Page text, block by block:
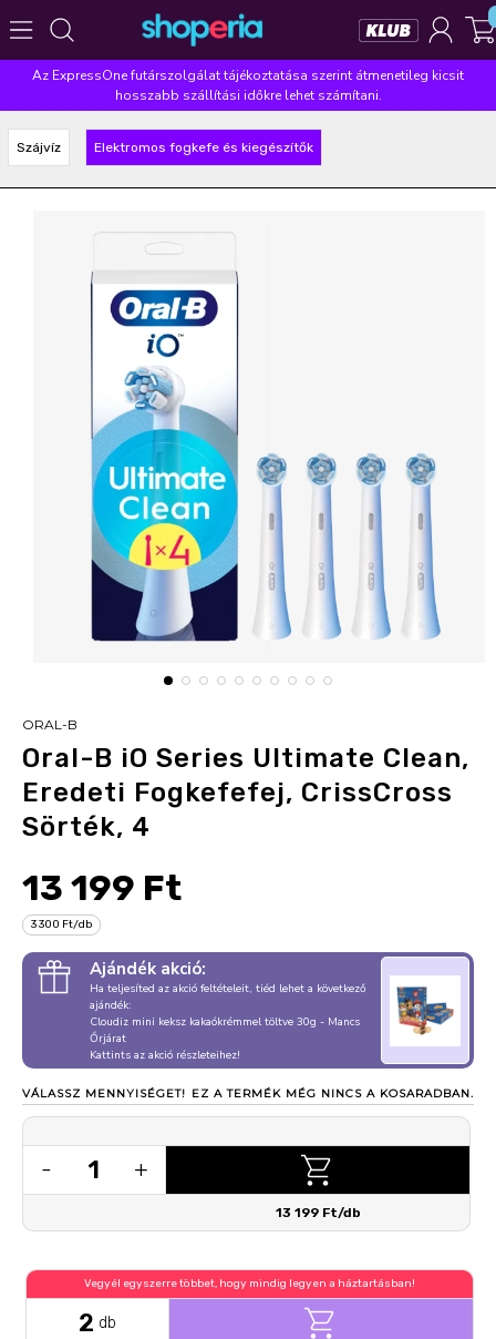
Népszerű kategóriák
Szépségápolás Élelmiszer Mosás
Takarítás Baba-mama Háztartás
Lenor
Népszerű keresések
leukoplast ariel lenor
Az ExpressOne futárszolgálat tájékoztatása szerint átmenetileg kicsit
hosszabb szállítási időkre lehet számítani.
Szájvíz Elektromos fogkefe és kiegészítők
ORAL-B
Oral-B iO Series Ultimate Clean,
Eredeti Fogkefefej, CrissCross
Sörték, 4
13 199 Ft
3 300 Ft/db
Ajándék akció:
Ha teljesíted az akció feltételeit, tiéd lehet a következő
ajándék:
Cloudiz mini keksz kakaókrémmel töltve 30g - Mancs
Őrjárat
Kattints az akció részleteihez!
VÁLASSZ MENNYISÉGET! EZ A TERMÉK MÉG NINCS A KOSARADBAN.
- 1 +
13 199 Ft/db
Vegyél egyszerre többet, hogy mindig legyen a háztartásban!
2 db